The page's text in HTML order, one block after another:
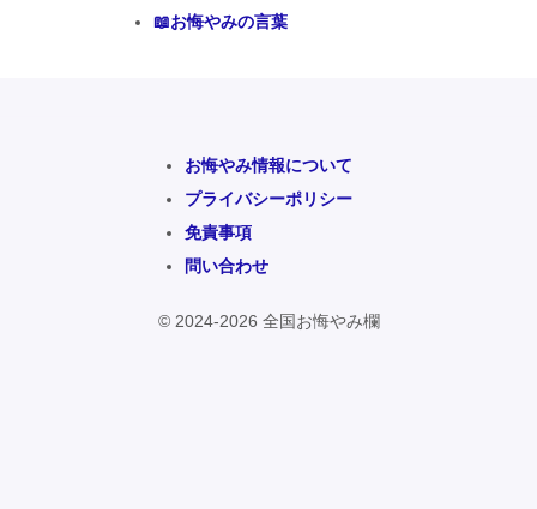
📖お悔やみの言葉
お悔やみ情報について
プライバシーポリシー
免責事項
問い合わせ
© 2024-2026 全国お悔やみ欄